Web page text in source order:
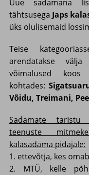
Uue sadamana
tähtsusega Japs
üks olulisemaid
Teise
arendatakse
võimalused koos
kohtades:
Võidu, Treimani,
Sadamate taristu
teenuste
kalasadama pidajale:
1. ettevõtja, kes
2. MTÜ, kelle